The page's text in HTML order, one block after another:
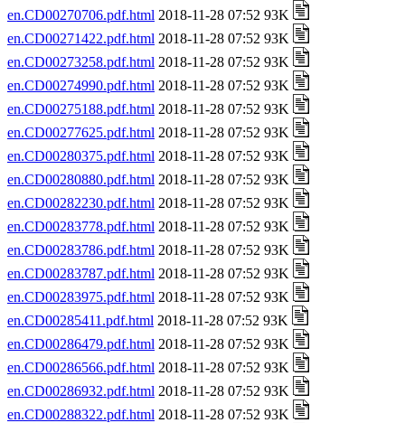
en.CD00270706.pdf.html 2018-11-28 07:52 93K
en.CD00271422.pdf.html 2018-11-28 07:52 93K
en.CD00273258.pdf.html 2018-11-28 07:52 93K
en.CD00274990.pdf.html 2018-11-28 07:52 93K
en.CD00275188.pdf.html 2018-11-28 07:52 93K
en.CD00277625.pdf.html 2018-11-28 07:52 93K
en.CD00280375.pdf.html 2018-11-28 07:52 93K
en.CD00280880.pdf.html 2018-11-28 07:52 93K
en.CD00282230.pdf.html 2018-11-28 07:52 93K
en.CD00283778.pdf.html 2018-11-28 07:52 93K
en.CD00283786.pdf.html 2018-11-28 07:52 93K
en.CD00283787.pdf.html 2018-11-28 07:52 93K
en.CD00283975.pdf.html 2018-11-28 07:52 93K
en.CD00285411.pdf.html 2018-11-28 07:52 93K
en.CD00286479.pdf.html 2018-11-28 07:52 93K
en.CD00286566.pdf.html 2018-11-28 07:52 93K
en.CD00286932.pdf.html 2018-11-28 07:52 93K
en.CD00288322.pdf.html 2018-11-28 07:52 93K